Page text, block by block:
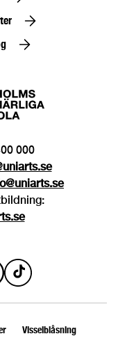
000
Visselblåsning